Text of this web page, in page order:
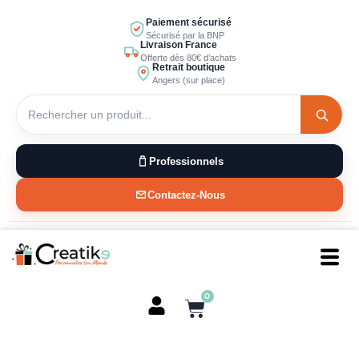
Paiement sécurisé
Sécurisé par la BNP
Livraison France
Offerte dès 80€ d’achats
Retrait boutique
Angers (sur place)
Professionnels
Contactez-Nous
0
Panier